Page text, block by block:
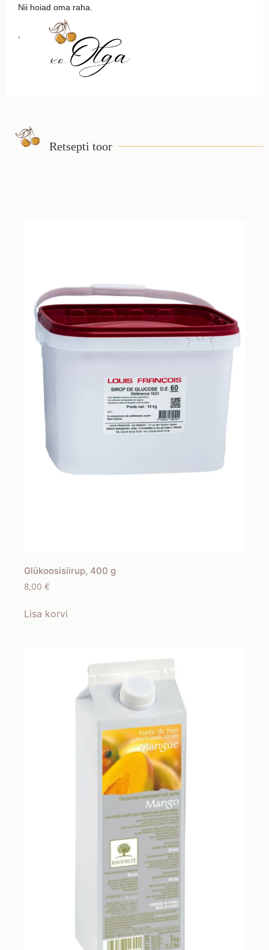
Nii hoiad oma raha.
Retsepti toor
Glükoosisiirup, 400 g
8,00 €
Lisa korvi